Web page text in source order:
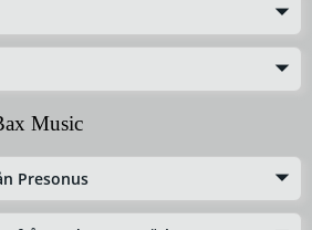
Music
Presonus